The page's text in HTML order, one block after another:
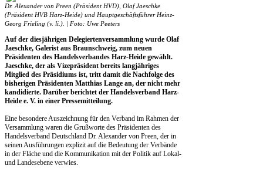
Dr. Alexander von Preen (Präsident HVD), Olaf Jaeschke
(Präsident HVB Harz-Heide) und Hauptgeschäftsführer Heinz-
Georg Frieling (v. li.). | Foto: Uwe Peeters
Auf der diesjährigen Delegiertenversammlung wurde Olaf
Jaeschke, Galerist aus Braunschweig, zum neuen
Präsidenten des Handelsverbandes Harz-Heide gewählt.
Jaeschke, der als Vizepräsident bereits langjähriges
Mitglied des Präsidiums ist, tritt damit die Nachfolge des
bisherigen Präsidenten Matthias Lange an, der nicht mehr
kandidierte. Darüber berichtet der Handelsverband Harz-
Heide e. V. in einer Pressemitteilung.
Eine besondere Auszeichnung für den Verband im Rahmen der
Versammlung waren die Grußworte des Präsidenten des
Handelsverband Deutschland Dr. Alexander von Preen, der in
seinen Ausführungen explizit auf die Bedeutung der Verbände
in der Fläche und die Kommunikation mit der Politik auf Lokal-
und Landesebene verwies.